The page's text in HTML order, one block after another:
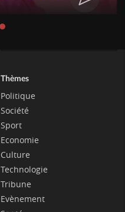
Thèmes
Politique
Société
Sport
Economie
Culture
Technologie
Tribune
Evènement